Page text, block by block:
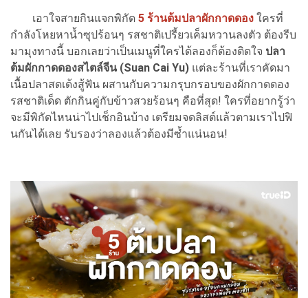
เอาใจสายกินแจกพิกัด 5 ร้านต้มปลาผักกาดดอง ใครที่
กำลังโหยหาน้ำซุปร้อนๆ รสชาติเปรี้ยวเค็มหวานลงตัว ต้องรีบ
มามุงทางนี้ บอกเลยว่าเป็นเมนูที่ใครได้ลองก็ต้องติดใจ ปลา
ต้มผักกาดดองสไตล์จีน (Suan Cai Yu) แต่ละร้านที่เราคัดมา
เนื้อปลาสดเด้งสู้ฟัน ผสานกับความกรุบกรอบของผักกาดดอง
รสชาติเด็ด ตักกินคู่กับข้าวสวยร้อนๆ คือที่สุด! ใครที่อยากรู้ว่า
จะมีพิกัดไหนน่าไปเช็กอินบ้าง เตรียมจดลิสต์แล้วตามเราไปฟิ
นกันได้เลย รับรองว่าลองแล้วต้องมีซ้ำแน่นอน!